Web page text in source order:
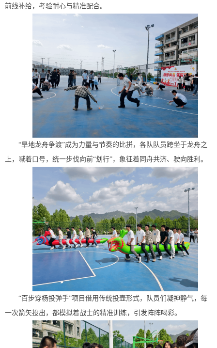
前线补给，考验耐心与精准配合。
“旱地龙舟争渡”成为力量与节奏的比拼，各队队员跨坐于龙舟之
上，喊着口号，统一步伐向前“划行”，象征着同舟共济、驶向胜利。
“百步穿杨投弹手”项目借用传统投壶形式，队员们凝神静气，每
一次箭矢投出，都模拟着战士的精准训练，引发阵阵喝彩。